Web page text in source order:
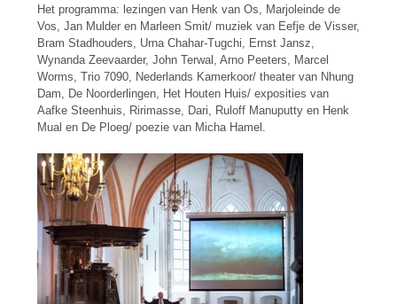
Het programma: lezingen van Henk van Os, Marjoleinde de
Vos, Jan Mulder en Marleen Smit/ muziek van Eefje de Visser,
Bram Stadhouders, Urna Chahar-Tugchi, Ernst Jansz,
Wynanda Zeevaarder, John Terwal, Arno Peeters, Marcel
Worms, Trio 7090, Nederlands Kamerkoor/ theater van Nhung
Dam, De Noorderlingen, Het Houten Huis/ exposities van
Aafke Steenhuis, Ririmasse, Dari, Ruloff Manuputty en Henk
Mual en De Ploeg/ poezie van Micha Hamel.